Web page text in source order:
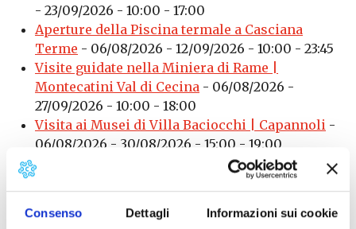
Consenso Dettagli Informazioni sui cookie
- 23/09/2026 - 10:00 - 17:00
Aperture della Piscina termale a Casciana
Terme - 06/08/2026 - 12/09/2026 - 10:00 - 23:45
Visite guidate nella Miniera di Rame |
Montecatini Val di Cecina - 06/08/2026 -
27/09/2026 - 10:00 - 18:00
Visita ai Musei di Villa Baciocchi | Capannoli -
06/08/2026 - 30/08/2026 - 15:00 - 19:00
Visite a Cimitero Ebraico e Sinagoga Ebraica di
- 06/08/2026 - 30/08/2026 - 15:00 - 17:00
giovedì di luglio e agosto
- 06/08/2026 -